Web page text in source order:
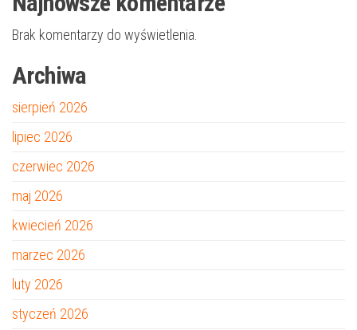
Brak komentarzy do wyświetlenia.
Archiwa
sierpień 2026
lipiec 2026
czerwiec 2026
maj 2026
kwiecień 2026
marzec 2026
luty 2026
styczeń 2026